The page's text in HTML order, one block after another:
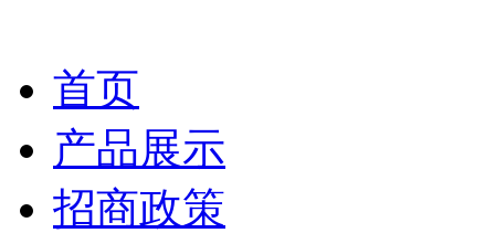
首页
产品展示
招商政策